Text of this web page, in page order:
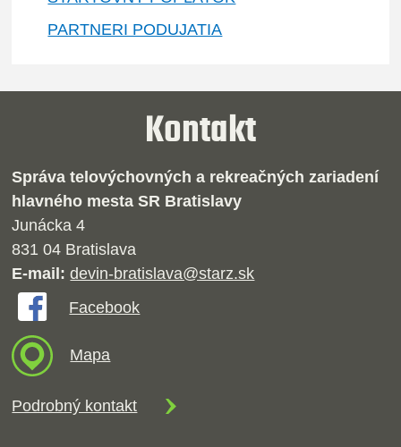
PARTNERI PODUJATIA
Kontakt
Správa telovýchovných a rekreačných zariadení
hlavného mesta SR Bratislavy
Junácka 4
831 04 Bratislava
E-mail: devin-bratislava@starz.sk
Facebook
Mapa
Podrobný kontakt